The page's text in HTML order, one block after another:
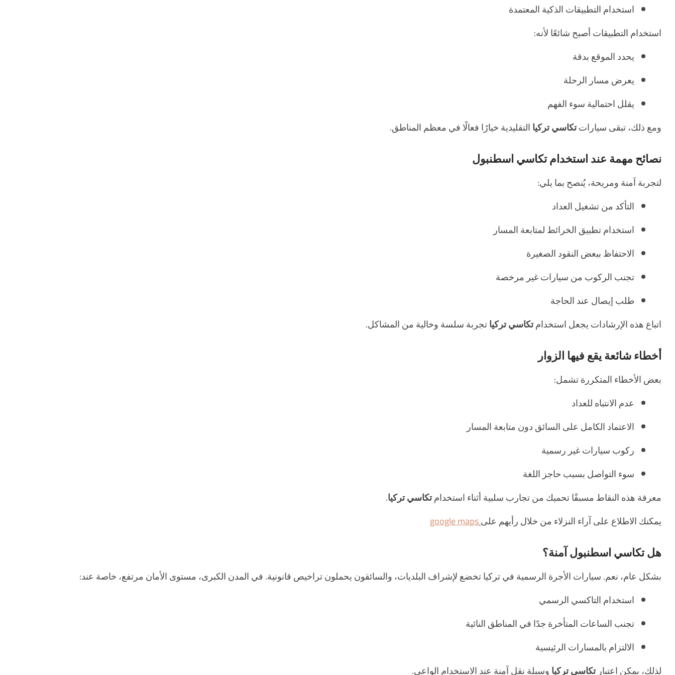
استخدام التطبيقات الذكية المعتمدة
استخدام التطبيقات أصبح شائعًا لأنه:
يحدد الموقع بدقة
يعرض مسار الرحلة
يقلل احتمالية سوء الفهم
ومع ذلك، تبقى سياراتتكاسي تركياالتقليدية خيارًا فعالًا في معظم المناطق.
نصائح مهمة عند استخدام تكاسي اسطنبول
لتجربة آمنة ومريحة، يُنصح بما يلي:
التأكد من تشغيل العداد
استخدام تطبيق الخرائط لمتابعة المسار
الاحتفاظ ببعض النقود الصغيرة
تجنب الركوب من سيارات غير مرخصة
طلب إيصال عند الحاجة
اتباع هذه الإرشادات يجعل استخدامتكاسي تركياتجربة سلسة وخالية من المشاكل.
أخطاء شائعة يقع فيها الزوار
بعض الأخطاء المتكررة تشمل:
عدم الانتباه للعداد
الاعتماد الكامل على السائق دون متابعة المسار
ركوب سيارات غير رسمية
سوء التواصل بسبب حاجز اللغة
معرفة هذه النقاط مسبقًا تحميك من تجارب سلبية أثناء استخدامتكاسي تركيا.
يمكنك الاطلاع على آراء النزلاء من خلال رأيهم علىgoogle maps
هل تكاسي اسطنبول آمنة؟
بشكل عام، نعم. سيارات الأجرة الرسمية في تركيا تخضع لإشراف البلديات، والسائقون يحملون تراخيص قانونية. في المدن الكبرى، مستوى الأمان مرتفع، خاصة عند:
استخدام التاكسي الرسمي
تجنب الساعات المتأخرة جدًا في المناطق النائية
الالتزام بالمسارات الرئيسية
لذلك، يمكن اعتبارتكاسي تركياوسيلة نقل آمنة عند الاستخدام الواعي.